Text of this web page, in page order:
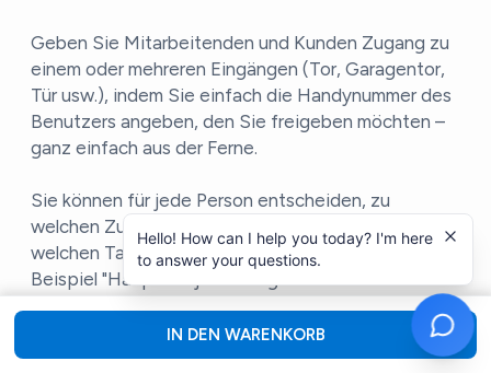
IN DEN WARENKORB
Geben Sie Mitarbeitenden und Kunden Zugang zu
einem oder mehreren Eingängen (Tor, Garagentor,
Tür usw.), indem Sie einfach die Handynummer des
Benutzers angeben, den Sie freigeben möchten –
ganz einfach aus der Ferne.
Sie können für jede Person entscheiden, zu
welchen Zugängen sie berechtigt ist und an
welchen Tagen und zu welchen Zeiten. Zum
Beispiel "Haupttor" jeden Tag und "Nebentor"
dienstags und donnerstags von 9:00 bis 12:00 Uhr.
Es ist auch möglich, Gruppen zu erstellen (z. B.
„Mitarbeiter“, „Wartung“, ...), um mehreren Nutzern
Hello! How can I help you today? I'm here
to answer your questions.